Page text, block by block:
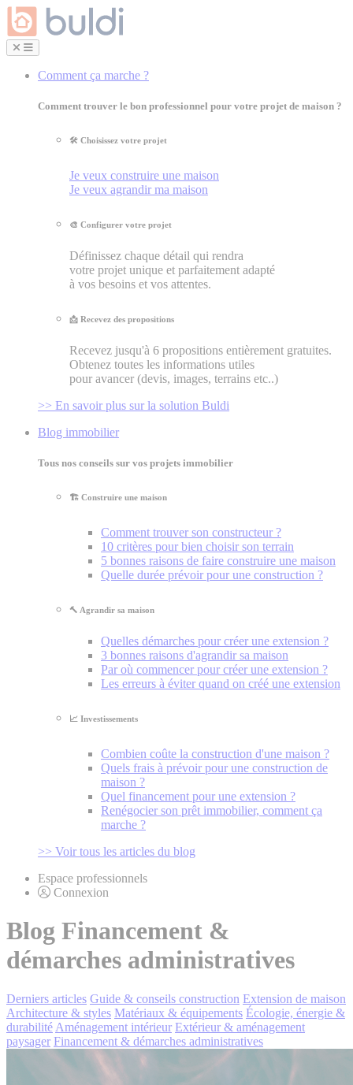
Comment ça marche ?
Comment trouver le bon professionnel pour votre projet de maison ?
🛠 Choisissez votre projet
Je veux construire une maison
Je veux agrandir ma maison
🎨 Configurer votre projet
Définissez chaque détail qui rendra
votre projet unique et parfaitement adapté
à vos besoins et vos attentes.
📩 Recevez des propositions
Recevez jusqu'à 6 propositions entièrement gratuites.
Obtenez toutes les informations utiles
pour avancer (devis, images, terrains etc..)
>> En savoir plus sur la solution Buldi
Blog immobilier
Tous nos conseils sur vos projets immobilier
🏗️ Construire une maison
Comment trouver son constructeur ?
10 critères pour bien choisir son terrain
5 bonnes raisons de faire construire une maison
Quelle durée prévoir pour une construction ?
🔨 Agrandir sa maison
Quelles démarches pour créer une extension ?
3 bonnes raisons d'agrandir sa maison
Par où commencer pour créer une extension ?
Les erreurs à éviter quand on créé une extension
📈 Investissements
Combien coûte la construction d'une maison ?
Quels frais à prévoir pour une construction de
maison ?
Quel financement pour une extension ?
Renégocier son prêt immobilier, comment ça
marche ?
>> Voir tous les articles du blog
Espace professionnels
Connexion
Blog Financement &
démarches administratives
Derniers articles Guide & conseils construction Extension de maison
Architecture & styles Matériaux & équipements Écologie, énergie &
durabilité Aménagement intérieur Extérieur & aménagement
paysager Financement & démarches administratives